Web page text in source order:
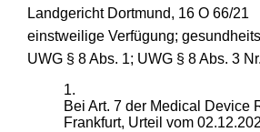
Landgericht Dortmund, 16 O 66/21
einstweilige Verfügung;
UWG § 8 Abs. 1; UWG § 8 Abs. 3
1.
Bei Art. 7 der Medical Device
Frankfurt, Urteil vom